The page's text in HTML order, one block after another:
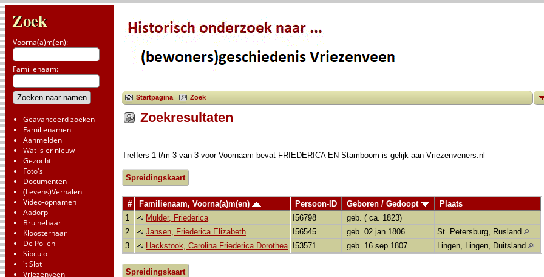
Zoek
Voorna(a)m(en):
Familienaam:
Geavanceerd zoeken
Familienamen
Aanmelden
Wat is er nieuw
Gezocht
Foto's
Documenten
(Levens)Verhalen
Video-opnamen
Aadorp
Bruinehaar
Kloosterhaar
De Pollen
Sibculo
't Slot
Vriezenveen
Startpagina Zoek
Zoekresultaten
Treffers 1 t/m 3 van 3 voor Voornaam bevat FRIEDERICA EN Stamboom is gelijk aan Vriezenveners.nl
Spreidingskaart
# Familienaam, Voorna(a)m(en) Persoon-ID Geboren / Gedoopt
Plaats
1
Mulder, Friederica I56798
geb. ( ca. 1823)
2
Jansen, Friederica Elizabeth I56545 geb. 02 jan 1806
St. Petersburg, Rusland
3
Hackstook, Carolina Friederica Dorothea I53571 geb. 16 sep 1807 Lingen, Lingen, Duitsland
Spreidingskaart